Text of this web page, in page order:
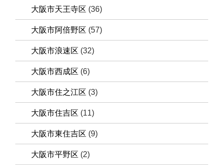
大阪市天王寺区 (36)
大阪市阿倍野区 (57)
大阪市浪速区 (32)
大阪市西成区 (6)
大阪市住之江区 (3)
大阪市住吉区 (11)
大阪市東住吉区 (9)
大阪市平野区 (2)